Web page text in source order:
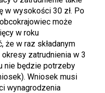
w wysokości 30 zł. Po
może
w roku
że w raz składanym
zatrudnienia w 3
nie będzie potrzeby
Wniosek musi
wynagrodzenia